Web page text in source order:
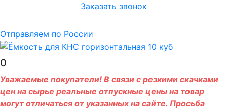
Заказать звонок
Отправляем по России
0
Уважаемые покупатели! В связи с резкими скачками
цен на сырье реальные отпускные цены на товар
могут отличаться от указанных на сайте. Просьба